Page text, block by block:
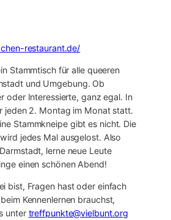
restaurant.de/
Stammtisch für alle queeren
und Umgebung. Ob
oder Interessierte, ganz egal. In
jeden 2. Montag im Monat statt.
Stammkneipe gibt es nicht. Die
jedes Mal ausgelost. Also
lerne neue Leute
einen schönen Abend!
bist, Fragen hast oder einfach
Kennenlernen brauchst,
unter treffpunkte@vielbunt.org